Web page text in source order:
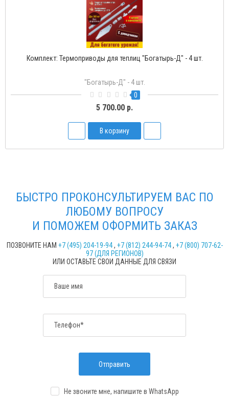
Комплект: Термоприводы для теплиц "Богатырь-Д" - 4 шт.
"Богатырь-Д" - 4 шт.
0
5 700.00 р.
В корзину
БЫСТРО ПРОКОНСУЛЬТИРУЕМ ВАС ПО
ЛЮБОМУ ВОПРОСУ
И ПОМОЖЕМ ОФОРМИТЬ ЗАКАЗ
ПОЗВОНИТЕ НАМ +7 (495) 204-19-94, +7 (812) 244-94-74, +7 (800) 707-62-
97 (ДЛЯ РЕГИОНОВ)
ИЛИ ОСТАВЬТЕ СВОИ ДАННЫЕ ДЛЯ СВЯЗИ
Ваше имя
Телефон*
Отправить
Не звоните мне, напишите в WhatsApp